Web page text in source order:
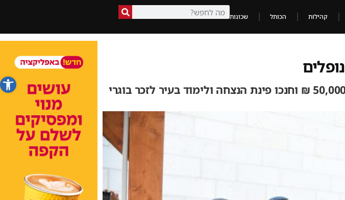
פתח
קהילות הכותל שכונות
חניכי תנועת בני עקיבא הירושלמים, גייסו למעלה מ-50,000 ₪ וחנכו פינת הנצחה ולימוד בעיר לזכר בוגרי